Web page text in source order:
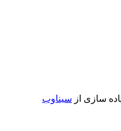
سازی از سیناوب